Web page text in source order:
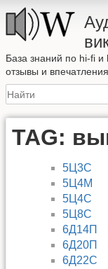
База знаний по hi-fi
отзывы и впечатления
TAG:
5Ц3С
5Ц4М
5Ц4С
5Ц8С
6Д14П
6Д20П
6Д22С